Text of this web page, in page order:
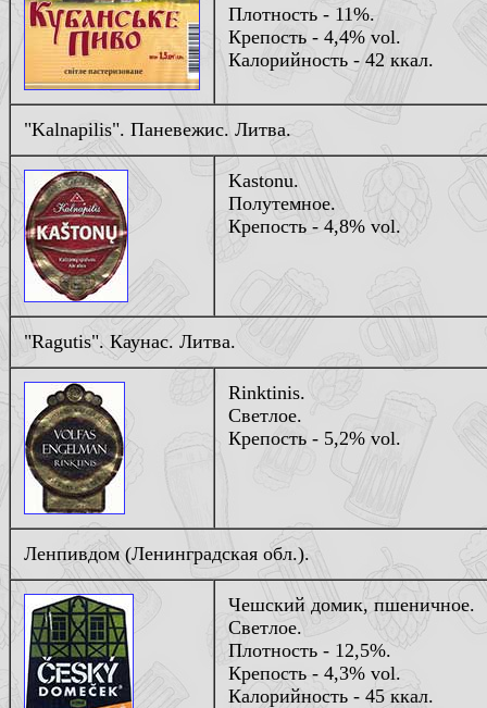
Плотность - 11%.
Крепость - 4,4% vol.
Калорийность - 42 ккал.
"Kalnapilis". Паневежис. Литва.
Kastonu.
Полутемное.
Крепость - 4,8% vol.
"Ragutis". Каунас. Литва.
Rinktinis.
Светлое.
Крепость - 5,2% vol.
Ленпивдом (Ленинградская обл.).
Чешский домик, пшеничное.
Светлое.
Плотность - 12,5%.
Крепость - 4,3% vol.
Калорийность - 45 ккал.